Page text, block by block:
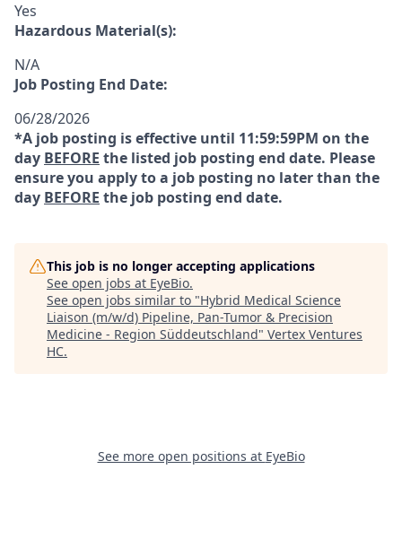
Yes
Hazardous Material(s):
N/A
Job Posting End Date:
06/28/2026
*A job posting is effective until 11:59:59PM on the
day BEFORE the listed job posting end date. Please
ensure you apply to a job posting no later than the
day BEFORE the job posting end date.
This job is no longer accepting applications
See open jobs at EyeBio.
See open jobs similar to "Hybrid Medical Science
Liaison (m/w/d) Pipeline, Pan-Tumor & Precision
Medicine - Region Süddeutschland" Vertex Ventures
HC.
See more open positions at EyeBio